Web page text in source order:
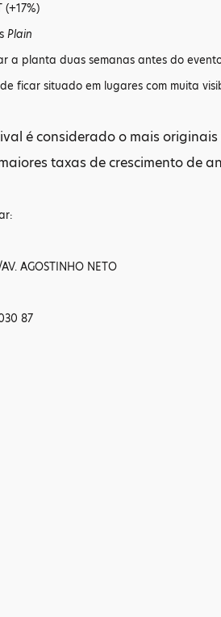
(+17%)
Plain
a planta duas semanas antes do
ficar situado em lugares com muita
é considerado o mais
taxas de crescimento de
AGOSTINHO NETO
87